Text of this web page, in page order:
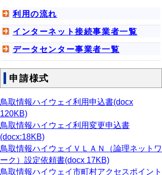
利用の流れ
インターネット接続事業者一覧
データセンター事業者一覧
申請様式
鳥取情報ハイウェイ利用申込書(docx
120KB)
鳥取情報ハイウェイ利用変更申込書
(docx:18KB)
鳥取情報ハイウェイＶＬＡＮ（論理ネットワ
ーク）設定依頼書(docx 17KB)
鳥取情報ハイウェイ市町村アクセスポイント